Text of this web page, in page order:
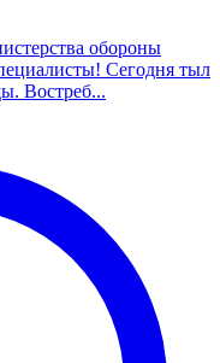
обороны
Сегодня тыл
Востреб...